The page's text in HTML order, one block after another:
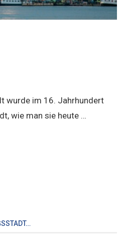
wurde im 16. Jahrhundert
wie man sie heute …